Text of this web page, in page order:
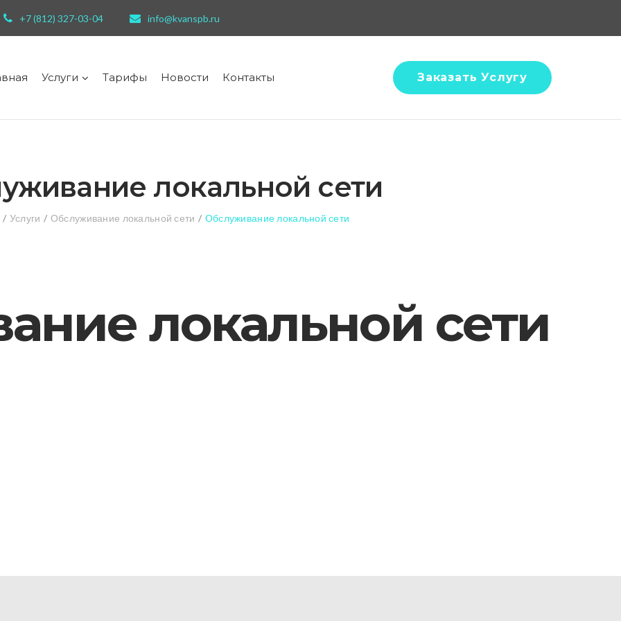
+7 (812) 327-03-04 info@kvanspb.ru
Услуги Тарифы Новости Контакты Заказать Услугу
локальной сети
/ Услуги / Обслуживание локальной сети / Обслуживание локальной сети
локальной сети